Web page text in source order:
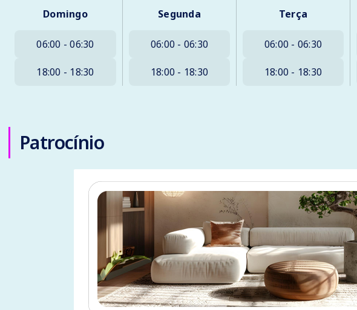
Domingo
06:00 - 06:30
18:00 - 18:30
Segunda
06:00 - 06:30
18:00 - 18:30
Terça
06:00 - 06:30
18:00 - 18:30
Patrocínio